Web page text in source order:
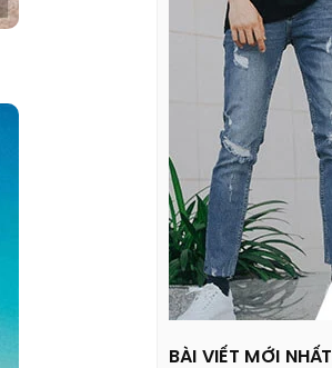
BÀI VIẾT MỚI NHẤT